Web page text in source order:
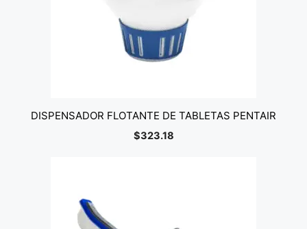
DISPENSADOR FLOTANTE DE TABLETAS PENTAIR
$323.18